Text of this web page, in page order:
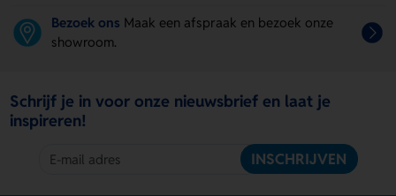
Bezoek ons Maak een afspraak en bezoek onze
showroom.
Schrijf je in voor onze nieuwsbrief en laat je
inspireren!
INSCHRIJVEN